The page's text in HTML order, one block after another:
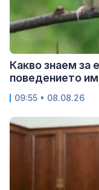
Какво знаем за
поведението
09:55 • 08.08.26